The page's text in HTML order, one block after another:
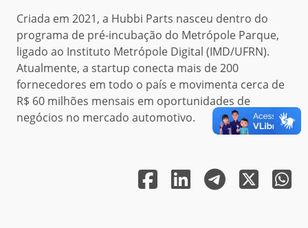
Criada em 2021, a Hubbi Parts nasceu dentro do
programa de pré-incubação do Metrópole Parque,
ligado ao Instituto Metrópole Digital (IMD/UFRN).
Atualmente, a startup conecta mais de 200
fornecedores em todo o país e movimenta cerca de
R$ 60 milhões mensais em oportunidades de
negócios no mercado automotivo.